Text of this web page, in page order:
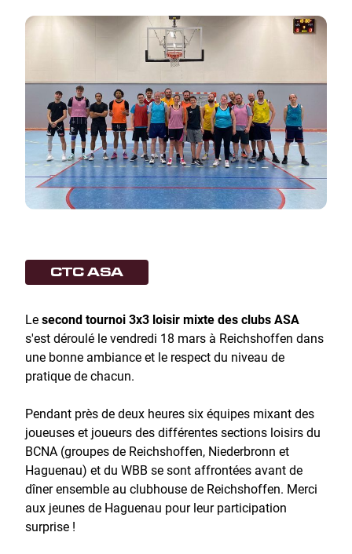
CTC ASA
Lesecond tournoi 3x3 loisir mixte des clubs ASA
s'est déroulé le vendredi 18 mars à Reichshoffen dans
une bonne ambiance et le respect du niveau de
pratique de chacun.
Pendant près de deux heures six équipes mixant des
joueuses et joueurs des différentes sections loisirs du
BCNA (groupes de Reichshoffen, Niederbronn et
Haguenau) et du WBB se sont affrontées avant de
dîner ensemble au clubhouse de Reichshoffen. Merci
aux jeunes de Haguenau pour leur participation
surprise !